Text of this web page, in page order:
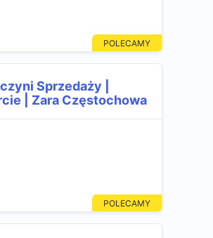
Sprzedaży |
| Zara Częstochowa